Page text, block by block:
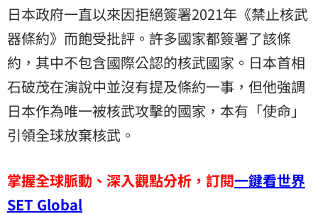
日本政府一直以來因拒絕簽署2021年《禁止核武
器條約》而飽受批評。許多國家都簽署了該條
約，其中不包含國際公認的核武國家。日本首相
石破茂在演說中並沒有提及條約一事，但他強調
日本作為唯一被核武攻擊的國家，本有「使命」
引領全球放棄核武。
掌握全球脈動、深入觀點分析，訂閱一鍵看世界
SET Global